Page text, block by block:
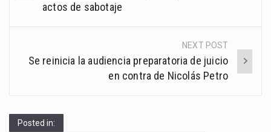
actos de sabotaje
NEXT POST
Se reinicia la audiencia preparatoria de juicio
en contra de Nicolás Petro
Posted in: